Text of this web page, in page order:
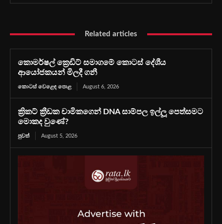
Related articles
කොමර්ෂල් ක්‍රෙඩිට් සමාගමේ කොටස් දේශීය
ආයෝජකයන් මිලදී ගනී
කොටස් වෙළෙඳ පොළ August 6, 2026
ක්‍රිකට් ක්‍රීඩක චාමිකගෙන් DNA සාම්පල ඉල්ලූ පෙත්සමට
මොකද වුණේ?
පුවත් August 5, 2026